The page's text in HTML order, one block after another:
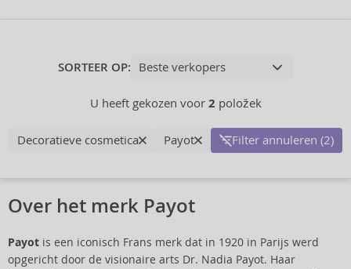
SORTEER OP:
U heeft gekozen voor 2 položek
Decoratieve cosmetica Payot Filter annuleren (2)
Over het merk Payot
Payot is een iconisch Frans merk dat in 1920 in Parijs werd
opgericht door de visionaire arts Dr. Nadia Payot. Haar